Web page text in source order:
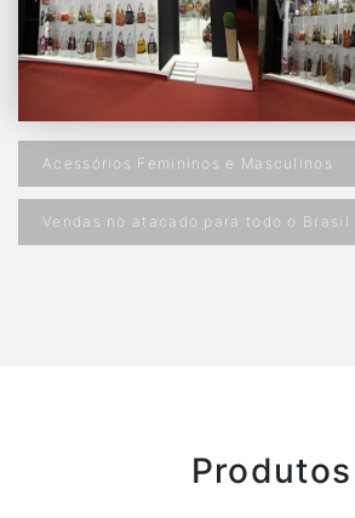
Acessórios Femininos e Masculinos
Vendas no atacado para todo o Brasil
Produtos